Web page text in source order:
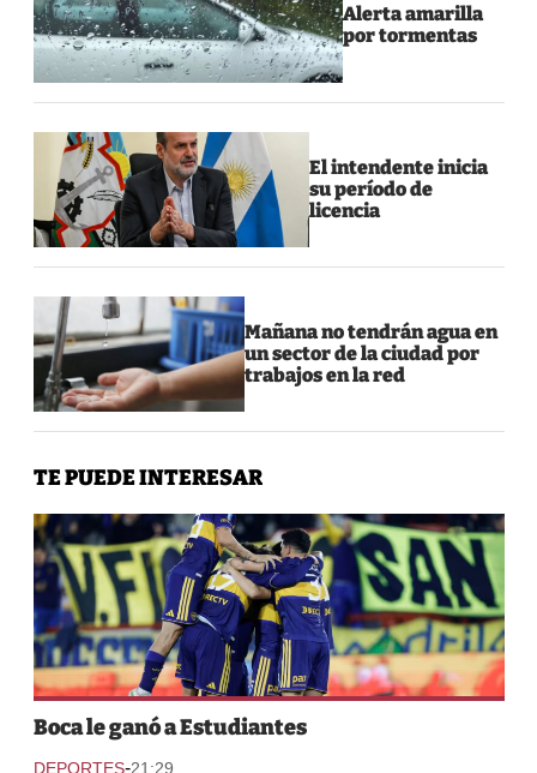
Alerta amarilla
por tormentas
El intendente inicia
su período de
licencia
Mañana no tendrán agua en
un sector de la ciudad por
trabajos en la red
TE PUEDE INTERESAR
Boca le ganó a Estudiantes
DEPORTES-21:29